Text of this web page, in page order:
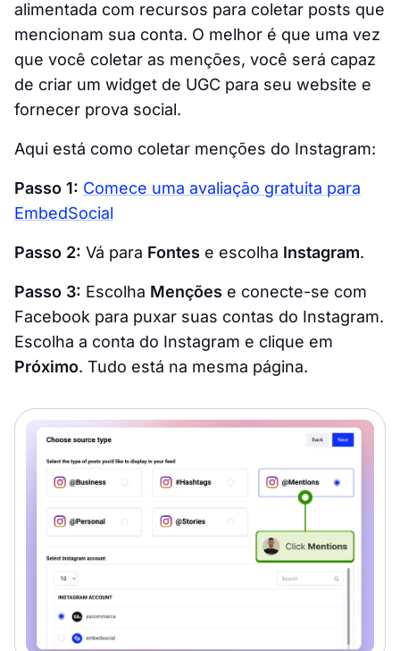
alimentada com recursos para coletar posts que
mencionam sua conta. O melhor é que uma vez
que você coletar as menções, você será capaz
de criar um widget de UGC para seu website e
fornecer prova social.
Aqui está como coletar menções do Instagram:
Passo 1: Comece uma avaliação gratuita para
EmbedSocial
Passo 2: Vá para Fontes e escolha Instagram.
Passo 3: Escolha Menções e conecte-se com
Facebook para puxar suas contas do Instagram.
Escolha a conta do Instagram e clique em
Próximo. Tudo está na mesma página.